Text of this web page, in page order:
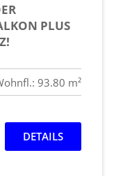
PLUS
93.80 m²
DETAILS